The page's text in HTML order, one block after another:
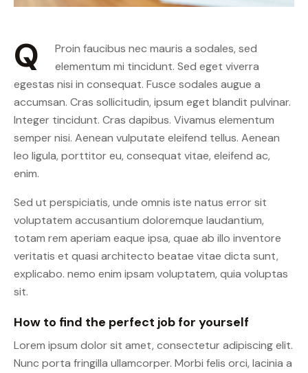
Q
Proin faucibus nec mauris a sodales, sed
elementum mi tincidunt. Sed eget viverra
egestas nisi in consequat. Fusce sodales augue a
accumsan. Cras sollicitudin, ipsum eget blandit pulvinar.
Integer tincidunt. Cras dapibus. Vivamus elementum
semper nisi. Aenean vulputate eleifend tellus. Aenean
leo ligula, porttitor eu, consequat vitae, eleifend ac,
enim.
Sed ut perspiciatis, unde omnis iste natus error sit
voluptatem accusantium doloremque laudantium,
totam rem aperiam eaque ipsa, quae ab illo inventore
veritatis et quasi architecto beatae vitae dicta sunt,
explicabo. nemo enim ipsam voluptatem, quia voluptas
sit.
How to find the perfect job for yourself
Lorem ipsum dolor sit amet, consectetur adipiscing elit.
Nunc porta fringilla ullamcorper. Morbi felis orci, lacinia a